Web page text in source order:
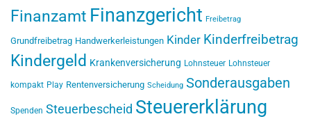
Finanzamt Finanzgericht Freibetrag
Grundfreibetrag Handwerkerleistungen Kinder Kinderfreibetrag
Kindergeld Krankenversicherung Lohnsteuer Lohnsteuer
kompakt Play Rentenversicherung Scheidung Sonderausgaben
Spenden Steuerbescheid Steuererklärung